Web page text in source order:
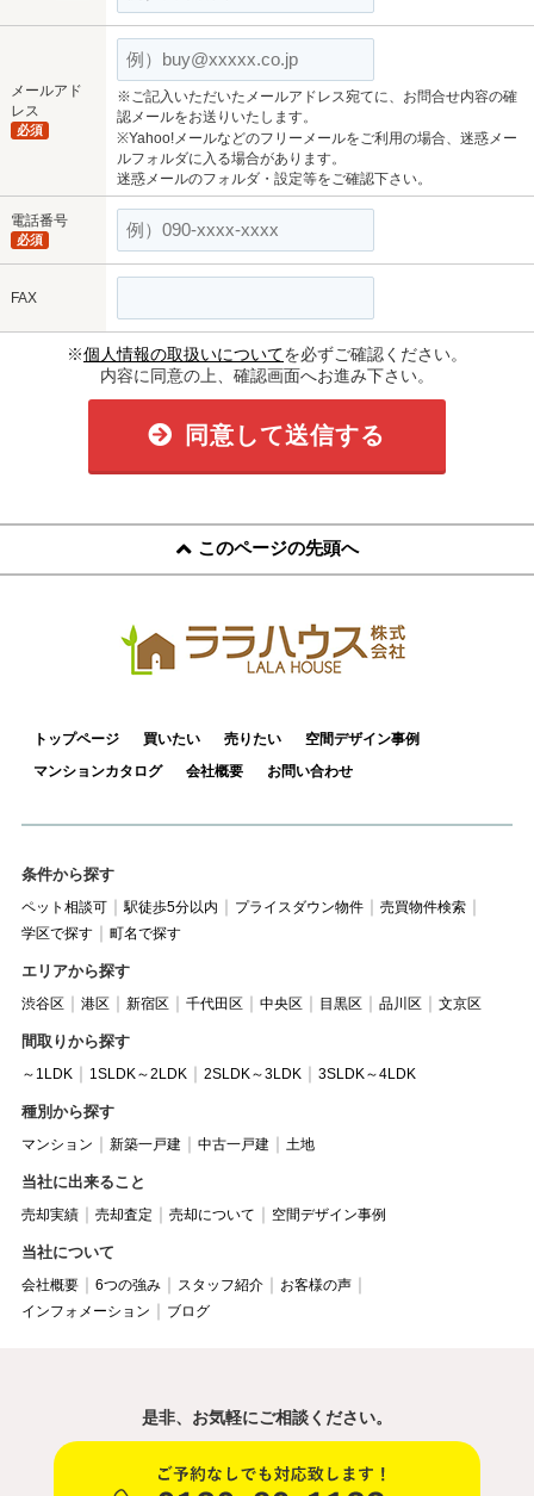
メールアド
レス
必須
※ご記入いただいたメールアドレス宛てに、お問合せ内容の確
認メールをお送りいたします。
※Yahoo!メールなどのフリーメールをご利用の場合、迷惑メー
ルフォルダに入る場合があります。
迷惑メールのフォルダ・設定等をご確認下さい。
電話番号
必須
FAX
※個人情報の取扱いについてを必ずご確認ください。
内容に同意の上、確認画面へお進み下さい。
同意して送信する
このページの先頭へ
トップページ 買いたい 売りたい
空間デザイン事例
マンションカタログ
会社概要 お問い合わせ
条件から探す
ペット相談可 駅徒歩5分以内 プライスダウン物件
売買物件検索
学区で探す
町名で探す
エリアから探す
渋谷区 港区 新宿区 千代田区 中央区 目黒区 品川区 文京区
間取りから探す
～1LDK 1SLDK～2LDK 2SLDK～3LDK 3SLDK～4LDK
種別から探す
マンション 新築一戸建 中古一戸建 土地
当社に出来ること
売却実績 売却査定 売却について 空間デザイン事例
当社について
会社概要 6つの強み スタッフ紹介
お客様の声
インフォメーション
ブログ
是非、お気軽にご相談ください。